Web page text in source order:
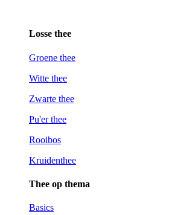
Losse thee
Groene thee
Witte thee
Zwarte thee
Pu'er thee
Rooibos
Kruidenthee
Thee op thema
Basics